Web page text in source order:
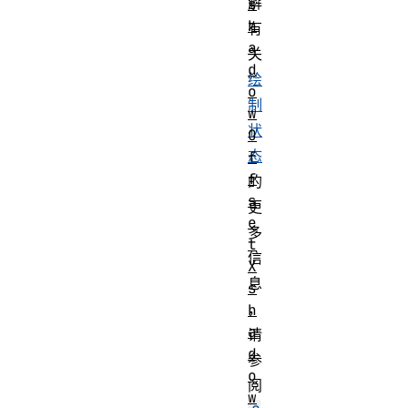
有
关
绘
制
状
态
的
更
多
信
息
，
请
参
阅
h
a
d
o
w
O
f
f
s
e
t
X
s
h
a
d
o
w